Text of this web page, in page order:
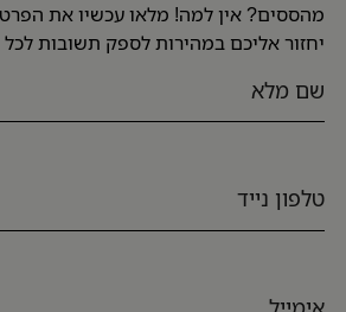
מהססים? אין למה! מלאו עכשיו את
יחזור אליכם במהירות לספק תשובות